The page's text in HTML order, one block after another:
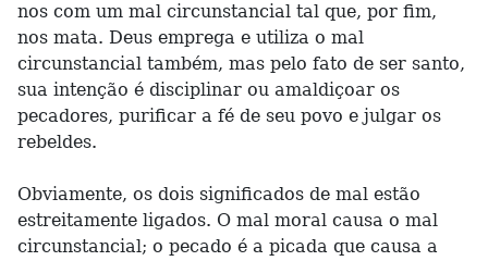
nos com um mal circunstancial tal que, por fim,
nos mata. Deus emprega e utiliza o mal
circunstancial também, mas pelo fato de ser santo,
sua intenção é disciplinar ou amaldiçoar os
pecadores, purificar a fé de seu povo e julgar os
rebeldes.
Obviamente, os dois significados de mal estão
estreitamente ligados. O mal moral causa o mal
circunstancial; o pecado é a picada que causa a